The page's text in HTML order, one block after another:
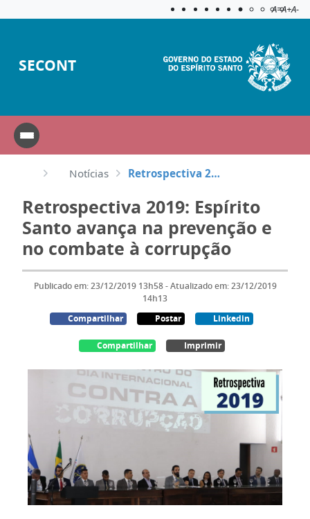
Aplicar
A=A+A-
SECONT
Notícias Retrospectiva 2019: Espírito Santo avança na prevenção e no combate à corrupção
Retrospectiva 2019: Espírito
Santo avança na prevenção e
no combate à corrupção
Publicado em: 23/12/2019 13h58 - Atualizado em: 23/12/2019
14h13
Compartilhar
Postar Linkedin
Compartilhar Imprimir